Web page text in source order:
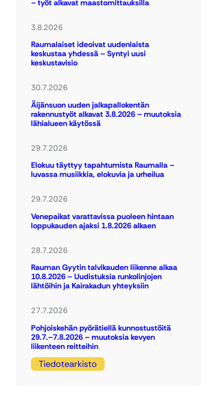
– työt alkavat maastomittauksilla
3.8.2026
Raumalaiset ideoivat uudenlaista
keskustaa yhdessä – Syntyi uusi
keskustavisio
30.7.2026
Äijänsuon uuden jalkapallokentän
rakennustyöt alkavat 3.8.2026 – muutoksia
lähialueen käytössä
29.7.2026
Elokuu täyttyy tapahtumista Raumalla –
luvassa musiikkia, elokuvia ja urheilua
29.7.2026
Venepaikat varattavissa puoleen hintaan
loppukauden ajaksi 1.8.2026 alkaen
28.7.2026
Rauman Gyytin talvikauden liikenne alkaa
10.8.2026 – Uudistuksia runkolinjojen
lähtöihin ja Kairakadun yhteyksiin
27.7.2026
Pohjoiskehän pyörätiellä kunnostustöitä
29.7.–7.8.2026 – muutoksia kevyen
liikenteen reitteihin
Tiedotearkisto